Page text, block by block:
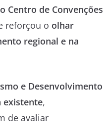
Centro de Convenções
reforçou o olhar
regional e na
e Desenvolvimento
existente,
de avaliar